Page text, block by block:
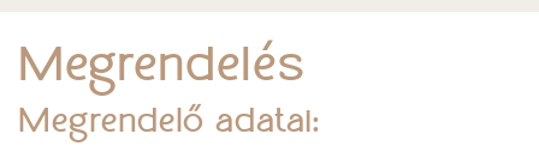
Megrendelés
Megrendelő adatai: